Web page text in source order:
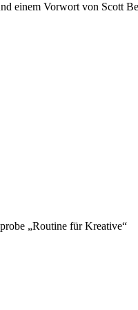
einem Vorwort von Scott
„Routine für Kreative“